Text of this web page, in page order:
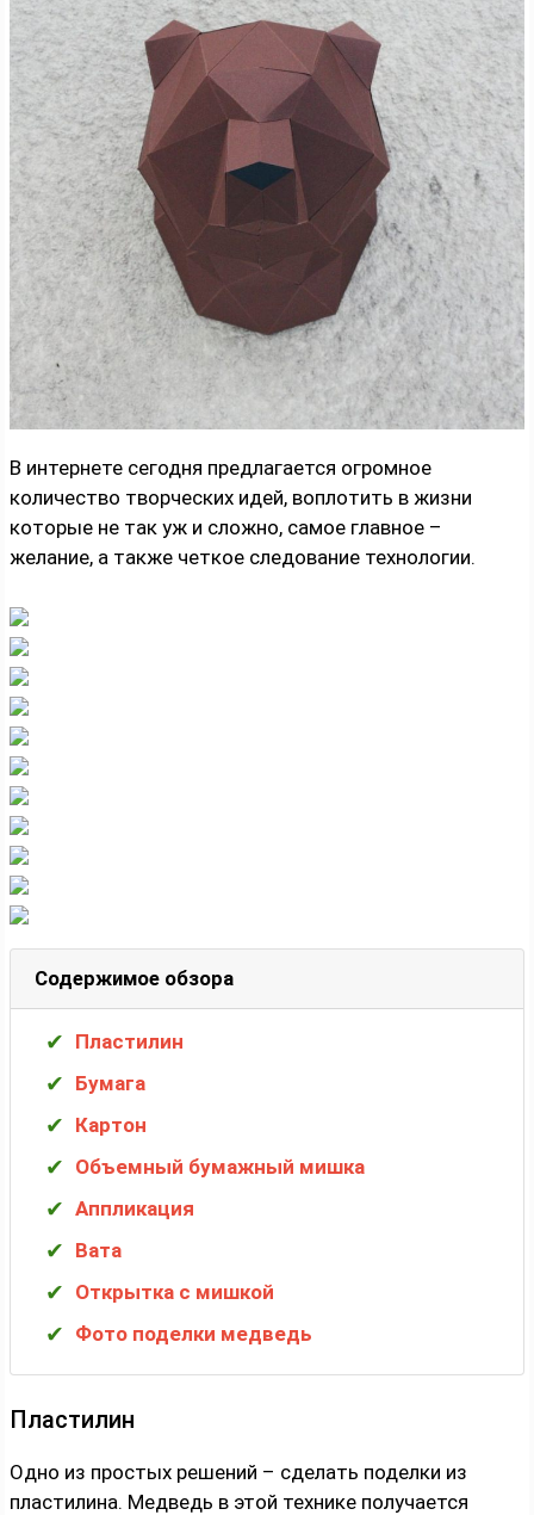
В интернете сегодня предлагается огромное
количество творческих идей, воплотить в жизни
которые не так уж и сложно, самое главное –
желание, а также четкое следование технологии.
Содержимое обзора
Пластилин
Бумага
Картон
Объемный бумажный мишка
Аппликация
Вата
Открытка с мишкой
Фото поделки медведь
Пластилин
Одно из простых решений – сделать поделки из
пластилина. Медведь в этой технике получается